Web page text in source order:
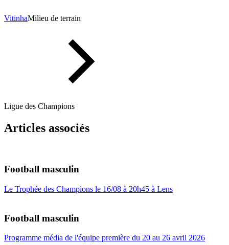
VitinhaMilieu de terrain
Ligue des Champions
Articles associés
Football masculin
Le Trophée des Champions le 16/08 à 20h45 à Lens
Football masculin
Programme média de l'équipe première du 20 au 26 avril 2026